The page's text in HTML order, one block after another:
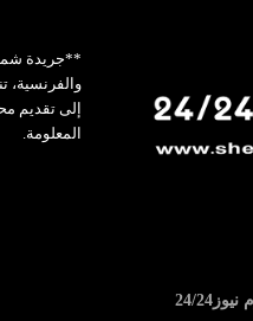
**جريدة شمس
والفرنسية،
إلى تقديم
المعلومة.
24